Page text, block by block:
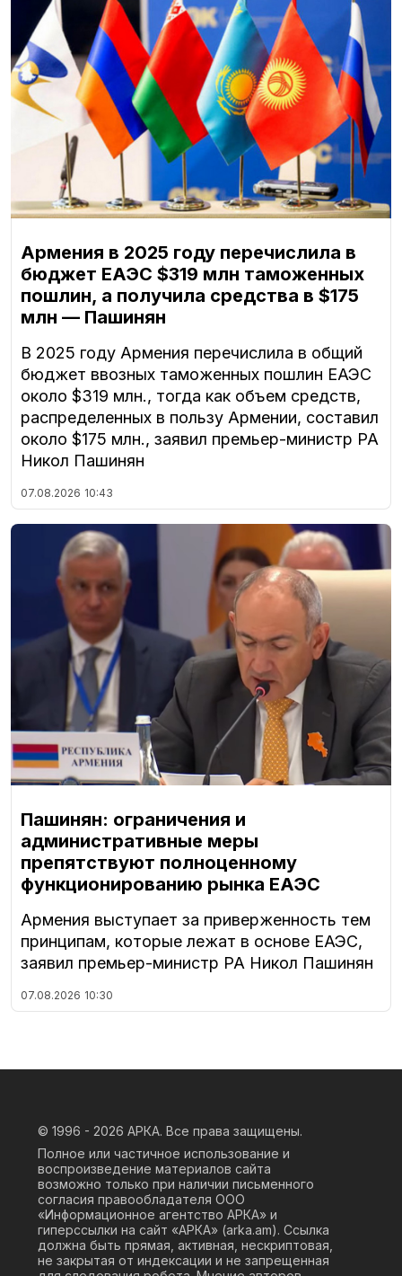
Армения в 2025 году перечислила в
бюджет ЕАЭС $319 млн таможенных
пошлин, а получила средства в $175
млн — Пашинян
В 2025 году Армения перечислила в общий
бюджет ввозных таможенных пошлин ЕАЭС
около $319 млн., тогда как объем средств,
распределенных в пользу Армении, составил
около $175 млн., заявил премьер-министр РА
Никол Пашинян
07.08.2026 10:43
Пашинян: ограничения и
административные меры
препятствуют полноценному
функционированию рынка ЕАЭС
Армения выступает за приверженность тем
принципам, которые лежат в основе ЕАЭС,
заявил премьер-министр РА Никол Пашинян
07.08.2026 10:30
© 1996 - 2026 АРКА. Все права защищены.
Полное или частичное использование и
воспроизведение материалов сайта
возможно только при наличии письменного
согласия правообладателя ООО
«Информационное агентство АРКА» и
гиперссылки на сайт «АРКА» (arka.am). Ссылка
должна быть прямая, активная, нескриптовая,
не закрытая от индексации и не запрещенная